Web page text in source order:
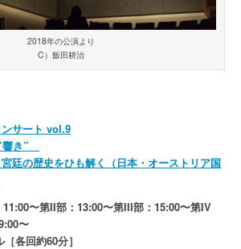
2018年の公演より
C）飯田耕治
サート vol.9
き”
廷の歴史をひも解く（日本・オーストリア国
〜第II部：13:00〜第III部：15:00〜第IV
〜
各回約60分］